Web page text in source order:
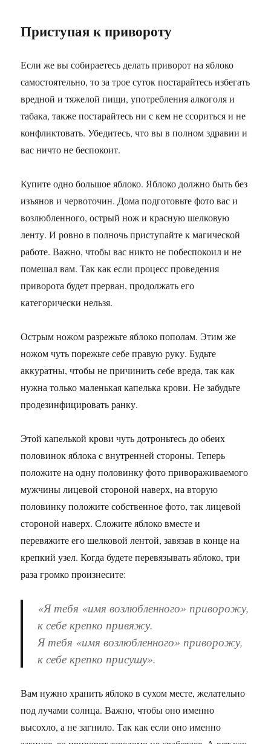
Приступая к привороту
Если же вы собираетесь делать приворот на яблоко
самостоятельно, то за трое суток постарайтесь избегать
вредной и тяжелой пищи, употребления алкоголя и
табака, также постарайтесь ни с кем не ссориться и не
конфликтовать. Убедитесь, что вы в полном здравии и
вас ничто не беспокоит.
Купите одно большое яблоко. Яблоко должно быть без
изъянов и червоточин. Дома подготовьте фото вас и
возлюбленного, острый нож и красную шелковую
ленту. И ровно в полночь приступайте к магической
работе. Важно, чтобы вас никто не побеспокоил и не
помешал вам. Так как если процесс проведения
приворота будет прерван, продолжать его
категорически нельзя.
Острым ножом разрежьте яблоко пополам. Этим же
ножом чуть порежьте себе правую руку. Будьте
аккуратны, чтобы не причинить себе вреда, так как
нужна только маленькая капелька крови. Не забудьте
продезинфицировать ранку.
Этой капелькой крови чуть дотроньтесь до обеих
половинок яблока с внутренней стороны. Теперь
положите на одну половинку фото привораживаемого
мужчины лицевой стороной наверх, на вторую
половинку положите собственное фото, так лицевой
стороной наверх. Сложите яблоко вместе и
перевяжите его шелковой лентой, завязав в конце на
крепкий узел. Когда будете перевязывать яблоко, три
раза громко произнесите:
«Я тебя «имя возлюбленного» приворожу,
к себе крепко привяжу.
Я тебя «имя возлюбленного» приворожу,
к себе крепко присушу».
Вам нужно хранить яблоко в сухом месте, желательно
под лучами солнца. Важно, чтобы оно именно
высохло, а не загнило. Так как если оно именно